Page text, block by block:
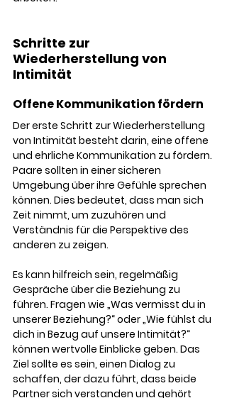
Schritte zur
Wiederherstellung von
Intimität
Offene Kommunikation fördern
Der erste Schritt zur Wiederherstellung
von Intimität besteht darin, eine offene
und ehrliche Kommunikation zu fördern.
Paare sollten in einer sicheren
Umgebung über ihre Gefühle sprechen
können. Dies bedeutet, dass man sich
Zeit nimmt, um zuzuhören und
Verständnis für die Perspektive des
anderen zu zeigen.
Es kann hilfreich sein, regelmäßig
Gespräche über die Beziehung zu
führen. Fragen wie „Was vermisst du in
unserer Beziehung?“ oder „Wie fühlst du
dich in Bezug auf unsere Intimität?“
können wertvolle Einblicke geben. Das
Ziel sollte es sein, einen Dialog zu
schaffen, der dazu führt, dass beide
Partner sich verstanden und gehört